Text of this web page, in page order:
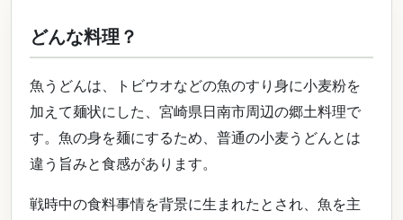
どんな料理？
魚うどんは、トビウオなどの魚のすり身に小麦粉を
加えて麺状にした、宮崎県日南市周辺の郷土料理で
す。魚の身を麺にするため、普通の小麦うどんとは
違う旨みと食感があります。
戦時中の食料事情を背景に生まれたとされ、魚を主